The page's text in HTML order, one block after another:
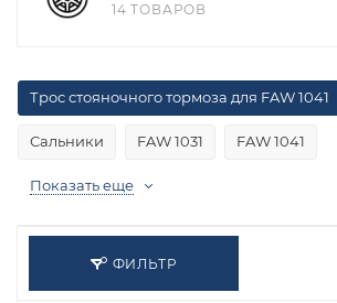
14 ТОВАРОВ
Сальники FAW 1031 FAW 1041
Трос стояночного тормоза для FAW 1041
Показать еще
ФИЛЬТР